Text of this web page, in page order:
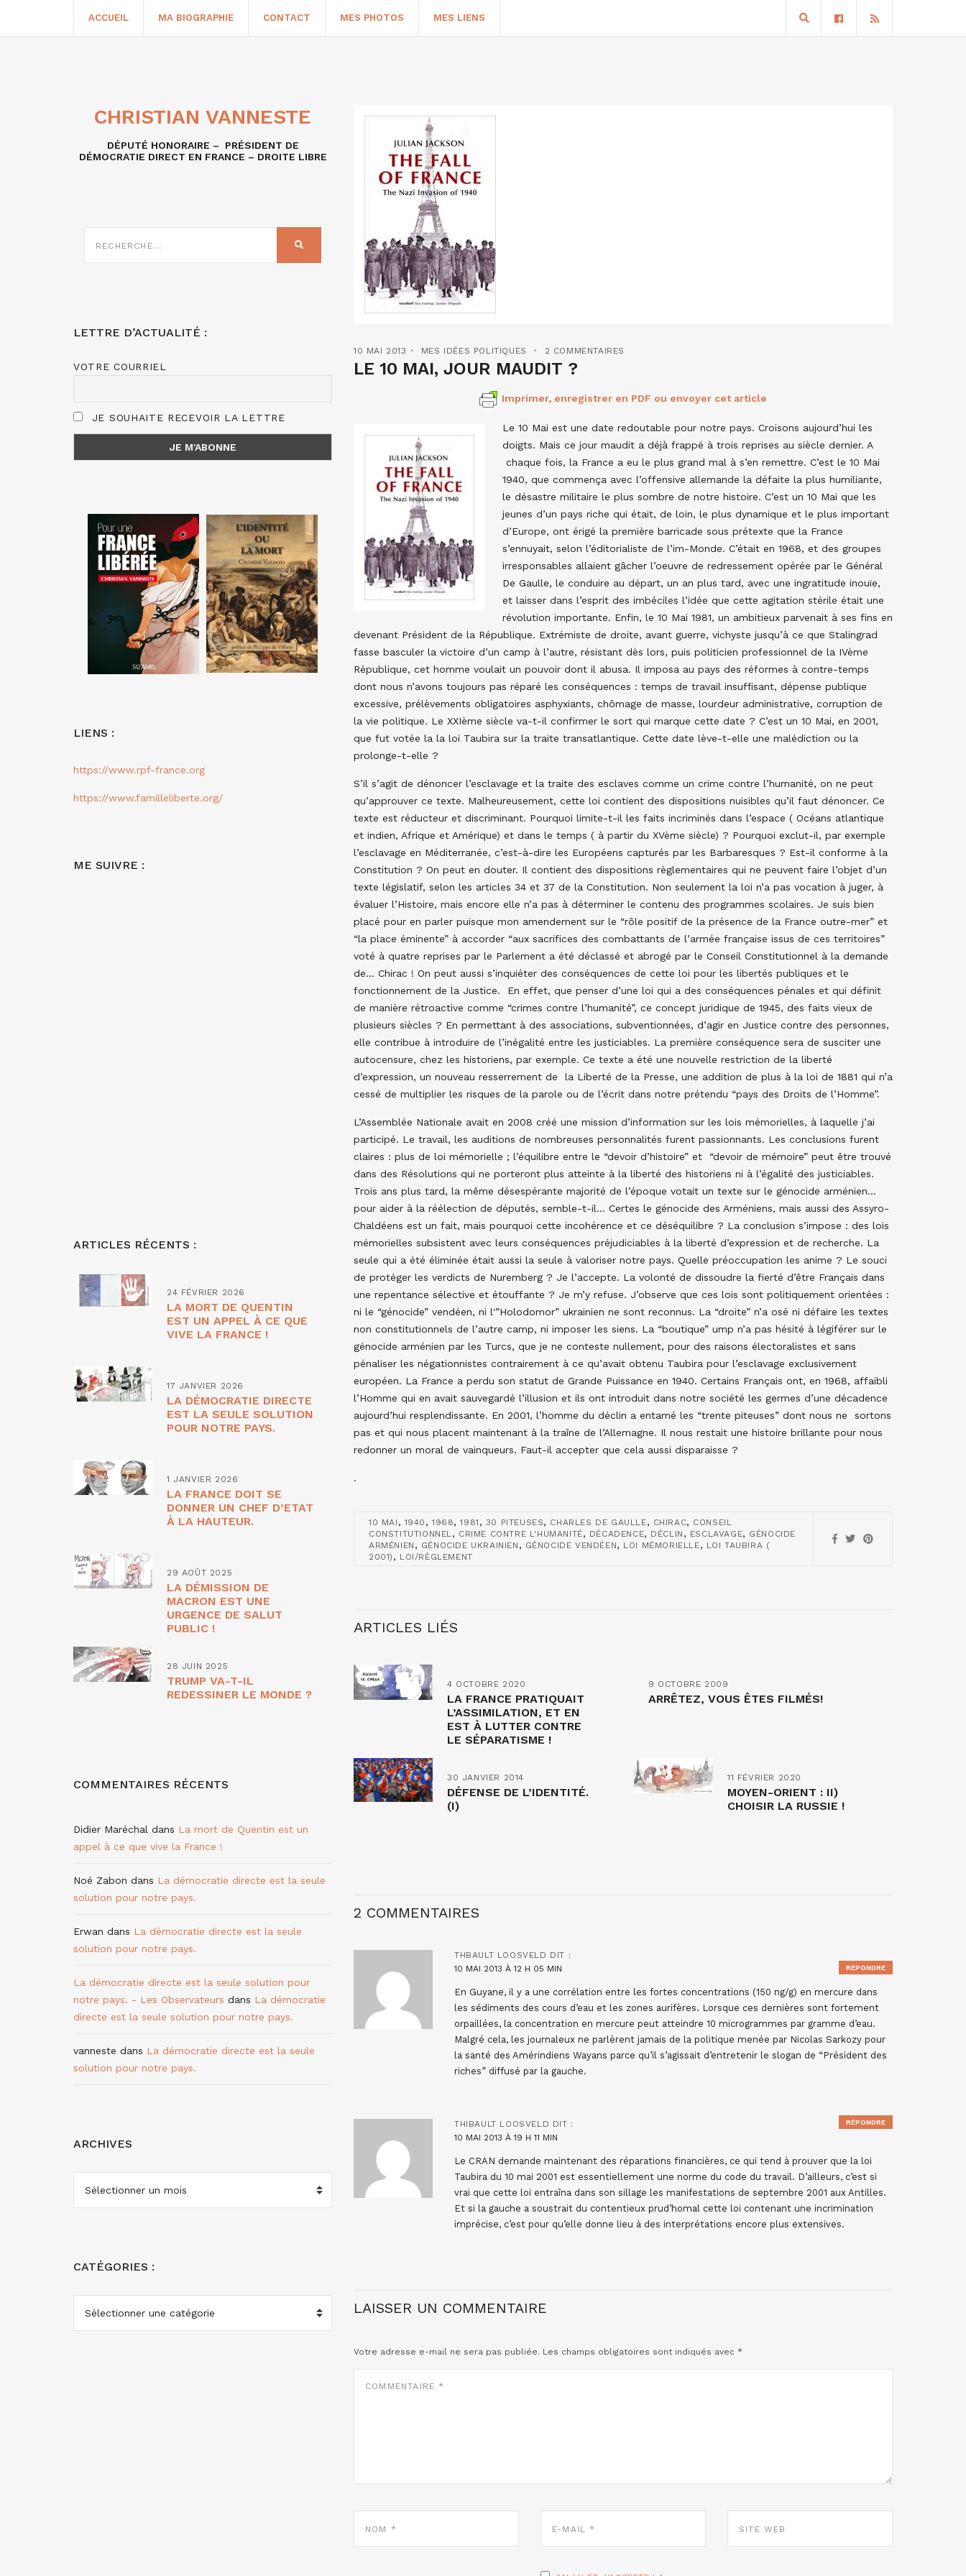
ACCUEIL MA BIOGRAPHIE CONTACT MES PHOTOS MES LIENS
10 MAI 2013 MES IDÉES POLITIQUES 2 COMMENTAIRES
LE 10 MAI, JOUR MAUDIT ?
Imprimer, enregistrer en PDF ou envoyer cet article
Le 10 Mai est une date redoutable pour notre pays. Croisons aujourd’hui les
doigts. Mais ce jour maudit a déjà frappé à trois reprises au siècle dernier. A
chaque fois, la France a eu le plus grand mal à s’en remettre. C’est le 10 Mai
1940, que commença avec l’offensive allemande la défaite la plus humiliante,
le désastre militaire le plus sombre de notre histoire. C’est un 10 Mai que les
jeunes d’un pays riche qui était, de loin, le plus dynamique et le plus important
d’Europe, ont érigé la première barricade sous prétexte que la France
s’ennuyait, selon l’éditorialiste de l’im-Monde. C’était en 1968, et des groupes
irresponsables allaient gâcher l’oeuvre de redressement opérée par le Général
De Gaulle, le conduire au départ, un an plus tard, avec une ingratitude inouïe,
et laisser dans l’esprit des imbéciles l’idée que cette agitation stérile était une
révolution importante. Enfin, le 10 Mai 1981, un ambitieux parvenait à ses fins en
devenant Président de la République. Extrémiste de droite, avant guerre, vichyste jusqu’à ce que Stalingrad
fasse basculer la victoire d’un camp à l’autre, résistant dès lors, puis politicien professionnel de la IVème
République, cet homme voulait un pouvoir dont il abusa. Il imposa au pays des réformes à contre-temps
dont nous n’avons toujours pas réparé les conséquences : temps de travail insuffisant, dépense publique
excessive, prélèvements obligatoires asphyxiants, chômage de masse, lourdeur administrative, corruption de
la vie politique. Le XXIème siècle va-t-il confirmer le sort qui marque cette date ? C’est un 10 Mai, en 2001,
que fut votée la la loi Taubira sur la traite transatlantique. Cette date lève-t-elle une malédiction ou la
prolonge-t-elle ?
S’il s’agit de dénoncer l’esclavage et la traite des esclaves comme un crime contre l’humanité, on ne peut
qu’approuver ce texte. Malheureusement, cette loi contient des dispositions nuisibles qu’il faut dénoncer. Ce
texte est réducteur et discriminant. Pourquoi limite-t-il les faits incriminés dans l’espace ( Océans atlantique
et indien, Afrique et Amérique) et dans le temps ( à partir du XVème siècle) ? Pourquoi exclut-il, par exemple
l’esclavage en Méditerranée, c’est-à-dire les Européens capturés par les Barbaresques ? Est-il conforme à la
Constitution ? On peut en douter. Il contient des dispositions règlementaires qui ne peuvent faire l’objet d’un
texte législatif, selon les articles 34 et 37 de la Constitution. Non seulement la loi n’a pas vocation à juger, à
évaluer l’Histoire, mais encore elle n’a pas à déterminer le contenu des programmes scolaires. Je suis bien
placé pour en parler puisque mon amendement sur le “rôle positif de la présence de la France outre-mer” et
“la place éminente” à accorder “aux sacrifices des combattants de l’armée française issus de ces territoires”
voté à quatre reprises par le Parlement a été déclassé et abrogé par le Conseil Constitutionnel à la demande
de… Chirac ! On peut aussi s’inquiéter des conséquences de cette loi pour les libertés publiques et le
fonctionnement de la Justice. En effet, que penser d’une loi qui a des conséquences pénales et qui définit
de manière rétroactive comme “crimes contre l’humanité”, ce concept juridique de 1945, des faits vieux de
plusieurs siècles ? En permettant à des associations, subventionnées, d’agir en Justice contre des personnes,
elle contribue à introduire de l’inégalité entre les justiciables. La première conséquence sera de susciter une
autocensure, chez les historiens, par exemple. Ce texte a été une nouvelle restriction de la liberté
d’expression, un nouveau resserrement de la Liberté de la Presse, une addition de plus à la loi de 1881 qui n’a
cessé de multiplier les risques de la parole ou de l’écrit dans notre prétendu “pays des Droits de l’Homme”.
L’Assemblée Nationale avait en 2008 créé une mission d’information sur les lois mémorielles, à laquelle j’ai
participé. Le travail, les auditions de nombreuses personnalités furent passionnants. Les conclusions furent
claires : plus de loi mémorielle ; l’équilibre entre le “devoir d’histoire” et “devoir de mémoire” peut être trouvé
dans des Résolutions qui ne porteront plus atteinte à la liberté des historiens ni à l’égalité des justiciables.
Trois ans plus tard, la même désespérante majorité de l’époque votait un texte sur le génocide arménien…
pour aider à la réélection de députés, semble-t-il… Certes le génocide des Arméniens, mais aussi des Assyro-
Chaldéens est un fait, mais pourquoi cette incohérence et ce déséquilibre ? La conclusion s’impose : des lois
mémorielles subsistent avec leurs conséquences préjudiciables à la liberté d’expression et de recherche. La
seule qui a été éliminée était aussi la seule à valoriser notre pays. Quelle préoccupation les anime ? Le souci
de protéger les verdicts de Nuremberg ? Je l’accepte. La volonté de dissoudre la fierté d’être Français dans
une repentance sélective et étouffante ? Je m’y refuse. J’observe que ces lois sont politiquement orientées :
ni le “génocide” vendéen, ni l'”Holodomor” ukrainien ne sont reconnus. La “droite” n’a osé ni défaire les textes
non constitutionnels de l’autre camp, ni imposer les siens. La “boutique” ump n’a pas hésité à légiférer sur le
génocide arménien par les Turcs, que je ne conteste nullement, pour des raisons électoralistes et sans
pénaliser les négationnistes contrairement à ce qu’avait obtenu Taubira pour l’esclavage exclusivement
européen. La France a perdu son statut de Grande Puissance en 1940. Certains Français ont, en 1968, affaibli
l’Homme qui en avait sauvegardé l’illusion et ils ont introduit dans notre société les germes d’une décadence
aujourd’hui resplendissante. En 2001, l’homme du déclin a entamé les “trente piteuses” dont nous ne sortons
pas et qui nous placent maintenant à la traîne de l’Allemagne. Il nous restait une histoire brillante pour nous
redonner un moral de vainqueurs. Faut-il accepter que cela aussi disparaisse ?
.
10 MAI , 1940 ,1968,1981 , 30 PITEUSES, CHARLES DE GAULLE, CHIRAC, CONSEIL
CONSTITUTIONNEL, CRIME CONTRE L'HUMANITÉ, DÉCADENCE, DÉCLIN , ESCLAVAGE, GÉNOCIDE
ARMÉNIEN , GÉNOCIDE UKRAINIEN , GÉNOCIDE VENDÉEN, LOI MÉMORIELLE, LOI TAUBIRA (
2001) , LOI/RÈGLEMENT
ARTICLES LIÉS
4 OCTOBRE 2020
LA FRANCE PRATIQUAIT
L’ASSIMILATION, ET EN
EST À LUTTER CONTRE
LE SÉPARATISME !
9 OCTOBRE 2009
ARRÊTEZ, VOUS ÊTES FILMÉS!
30 JANVIER 2014
DÉFENSE DE L’IDENTITÉ.
(I)
11 FÉVRIER 2020
MOYEN-ORIENT : II)
CHOISIR LA RUSSIE !
2 COMMENTAIRES
THBAULT LOOSVELD DIT :
10 MAI 2013 À 12 H 05 MIN
En Guyane, il y a une corrélation entre les fortes concentrations (150 ng/g) en mercure dans
les sédiments des cours d’eau et les zones aurifères. Lorsque ces dernières sont fortement
orpaillées, la concentration en mercure peut atteindre 10 microgrammes par gramme d’eau.
Malgré cela, les journaleux ne parlèrent jamais de la politique menée par Nicolas Sarkozy pour
la santé des Amérindiens Wayans parce qu’il s’agissait d’entretenir le slogan de “Président des
riches” diffusé par la gauche.
RÉPONDRE
THIBAULT LOOSVELD DIT :
10 MAI 2013 À 19 H 11 MIN
Le CRAN demande maintenant des réparations financières, ce qui tend à prouver que la loi
Taubira du 10 mai 2001 est essentiellement une norme du code du travail. D’ailleurs, c’est si
vrai que cette loi entraîna dans son sillage les manifestations de septembre 2001 aux Antilles.
Et si la gauche a soustrait du contentieux prud’homal cette loi contenant une incrimination
imprécise, c’est pour qu’elle donne lieu à des interprétations encore plus extensives.
RÉPONDRE
LAISSER UN COMMENTAIRE
Votre adresse e-mail ne sera pas publiée. Les champs obligatoires sont indiqués avec *
MAIL
WEB
CHRISTIAN VANNESTE
DÉPUTÉ HONORAIRE – PRÉSIDENT DE
DÉMOCRATIE DIRECT EN FRANCE – DROITE LIBRE
SUR
LETTRE D’ACTUALITÉ :
VOTRE COURRIEL
JE SOUHAITE RECEVOIR LA LETTRE
LIENS :
https://www.rpf-france.org
https://www.familleliberte.org/
ME SUIVRE :
ARTICLES RÉCENTS :
24 FÉVRIER 2026
LA MORT DE QUENTIN
EST UN APPEL À CE QUE
VIVE LA FRANCE !
17 JANVIER 2026
LA DÉMOCRATIE DIRECTE
EST LA SEULE SOLUTION
POUR NOTRE PAYS.
1 JANVIER 2026
LA FRANCE DOIT SE
DONNER UN CHEF D’ETAT
À LA HAUTEUR.
29 AOÛT 2025
LA DÉMISSION DE
MACRON EST UNE
URGENCE DE SALUT
PUBLIC !
28 JUIN 2025
TRUMP VA-T-IL
REDESSINER LE MONDE ?
COMMENTAIRES RÉCENTS
Didier Maréchal dans La mort de Quentin est un
appel à ce que vive la France !
Noé Zabon dans La démocratie directe est la seule
solution pour notre pays.
Erwan dans La démocratie directe est la seule
solution pour notre pays.
La démocratie directe est la seule solution pour
notre pays. - Les Observateurs dans La démocratie
directe est la seule solution pour notre pays.
vanneste dans La démocratie directe est la seule
solution pour notre pays.
ARCHIVES
ARCHIVES
CATÉGORIES :
CATÉGORIES